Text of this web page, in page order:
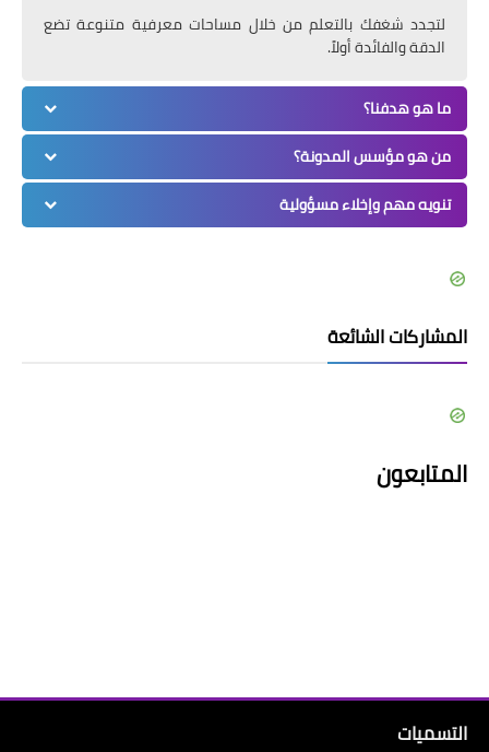
لتجدد شغفك بالتعلم من خلال مساحات معرفية متنوعة تضع
الدقة والفائدة أولاً.
ما هو هدفنا؟
من هو مؤسس المدونة؟
تنويه مهم وإخلاء مسؤولية
المشاركات الشائعة
المتابعون
التسميات